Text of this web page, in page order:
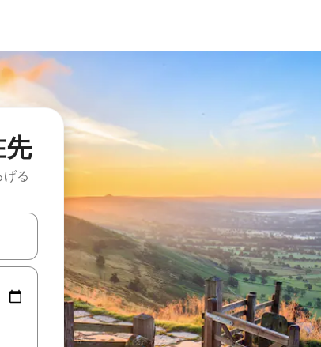
る
て移動するか、画面をタッチまたはスワイプして検索結果を